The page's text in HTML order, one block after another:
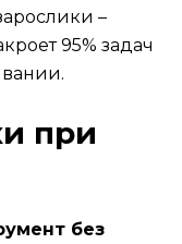
–
95% задач
при
без